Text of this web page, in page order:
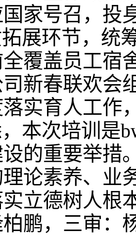
家号召，投
展环节，统
覆盖员工宿
新春联欢会
实育人工作
本次培训是
的重要举措
论素养、业
立德树人根
鹏，三审：